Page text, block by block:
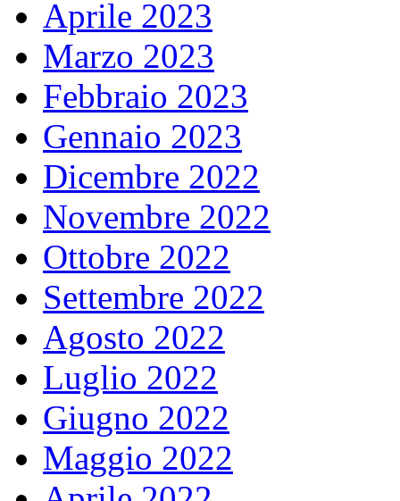
Aprile 2023
Marzo 2023
Febbraio 2023
Gennaio 2023
Dicembre 2022
Novembre 2022
Ottobre 2022
Settembre 2022
Agosto 2022
Luglio 2022
Giugno 2022
Maggio 2022